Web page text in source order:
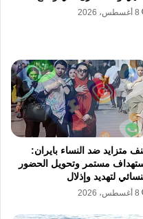
آخر من المواجهة
لتهدئة مخاوف
المتطلعة للحرية.
إيفين أن كل اسم
معلقاً في فضاء
ألا تتحول أخبار
تفقد قيمتها
ثقبا يتعمق في
8 أغسطس، 2026
متزايد ضد النساء بايران:
مستمر وتحويل الحضور
لتهديد وإذلال
8 أغسطس، 2026